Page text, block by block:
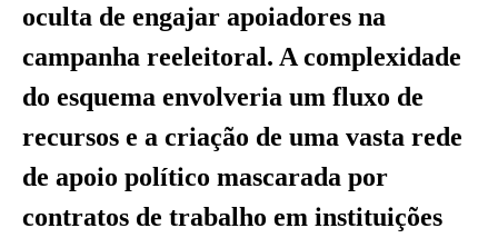
oculta de engajar apoiadores na
campanha reeleitoral. A complexidade
do esquema envolveria um fluxo de
recursos e a criação de uma vasta rede
de apoio político mascarada por
contratos de trabalho em instituições